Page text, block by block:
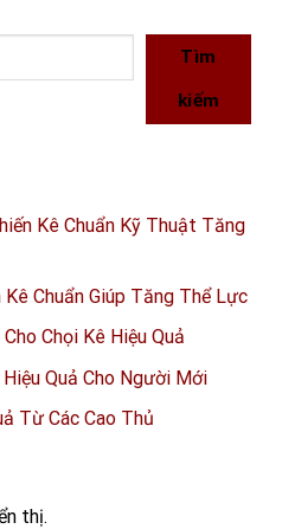
Tìm
kiếm
Kê Chuẩn Kỹ Thuật Tăng
Chuẩn Giúp Tăng Thể Lực
Chọi Kê Hiệu Quả
Quả Cho Người Mới
Từ Các Cao Thủ
thị.